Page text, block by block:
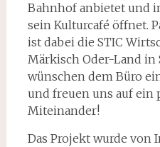
Bahnhof anbietet und
sein Kulturcafé öffnet.
ist dabei die STIC
Märkisch Oder-Land in
wünschen dem Büro
und freuen uns auf ein
Miteinander!
Das Projekt wurde von